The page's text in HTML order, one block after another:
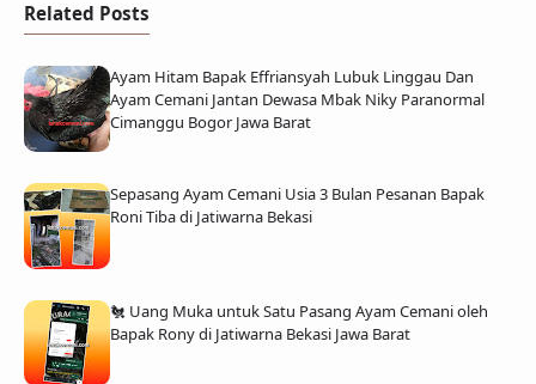
Related Posts
Ayam Hitam Bapak Effriansyah Lubuk Linggau Dan
Ayam Cemani Jantan Dewasa Mbak Niky Paranormal
Cimanggu Bogor Jawa Barat
Sepasang Ayam Cemani Usia 3 Bulan Pesanan Bapak
Roni Tiba di Jatiwarna Bekasi
🐔 Uang Muka untuk Satu Pasang Ayam Cemani oleh
Bapak Rony di Jatiwarna Bekasi Jawa Barat